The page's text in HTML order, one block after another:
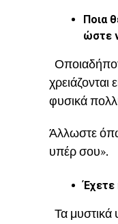
Ποια
ώστε
φυσικά
Άλλωστε
υπέρ σου».
Έχετε
Τα μυστικά